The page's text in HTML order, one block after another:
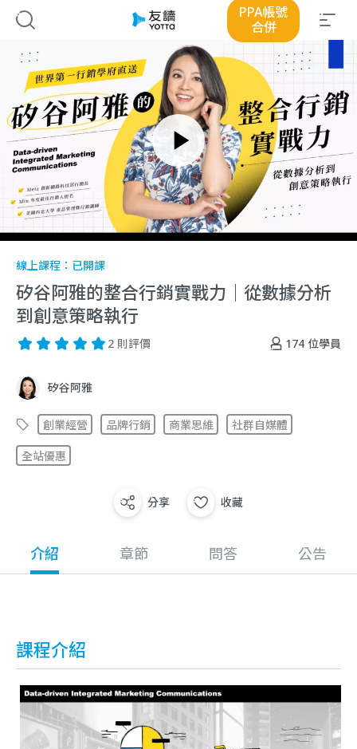
PPA帳號
合併
線上課程： 已開課
矽谷阿雅的整合行銷實戰力｜從數據分析
到創意策略執行
174 位學員
2 則評價
矽谷阿雅
創業經營 品牌行銷 商業思維 社群自媒體
全站優惠
分享 收藏
介紹 章節 問答 公告
課程介紹